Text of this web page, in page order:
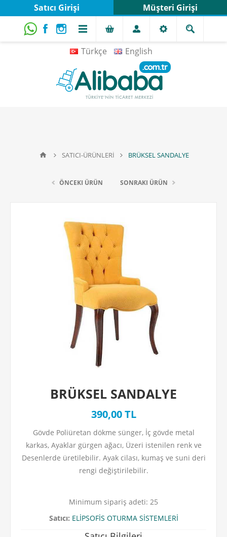
Türkçe English
Satıcı Girişi Müşteri Girişi
SATICI-ÜRÜNLERİ BRÜKSEL SANDALYE
ÖNCEKI ÜRÜN SONRAKI ÜRÜN
BRÜKSEL SANDALYE
390,00 TL
Gövde Poliüretan dökme sünger, İç gövde metal
karkas, Ayaklar gürgen ağacı, Üzeri istenilen renk ve
Desenlerde üretilebilir. Ayak cilası, kumaş ve suni deri
rengi değiştirilebilir.
Minimum sipariş adeti: 25
Satıcı: ELİPSOFİS OTURMA SİSTEMLERİ